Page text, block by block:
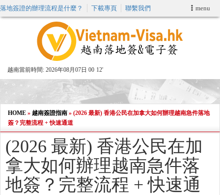
menu
落地簽證的辦理流程是什麼？ 下載專頁 聯繫我們
越南當前時間: 2026年08月07日 00 12'
申請簽證
VIP快速通關服务
加快E-VISA服務
週末緊急電子簽證
查詢簽證狀態
HOME » 越南簽證指南 » (2026 最新) 香港公民在加拿大如何辦理越南急件落地
簽？完整流程 + 快速通道
(2026 最新) 香港公民在加
拿大如何辦理越南急件落
地簽？完整流程 + 快速通